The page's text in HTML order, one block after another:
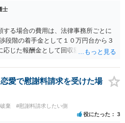
士
する場合の費用は、法律事務所ごとに
段階の着手金として１０万円台から３
応じた報酬金として回収額の１０％か
が発生することもあります。 もっと
方の住所・勤務先が分かるか、慰謝料
訴訟まで見込むかによって、費用は
だけの場合、訴訟になった場合、回収
ておくとよいでしょう。 弁護士選び
相応にあるか、費用体系が明確か、見
愛で慰謝料請求を受けた場
棄 #慰謝料請求したい側
役にたった 3